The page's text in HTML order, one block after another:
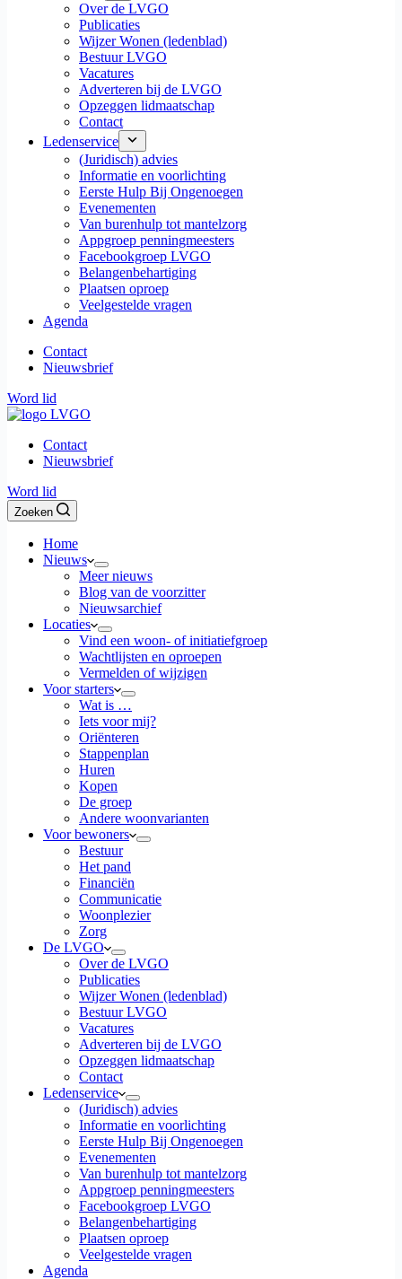
Over de LVGO
Publicaties
Wijzer Wonen (ledenblad)
Bestuur LVGO
Vacatures
Adverteren bij de LVGO
Opzeggen lidmaatschap
Contact
Ledenservice
(Juridisch) advies
Informatie en voorlichting
Eerste Hulp Bij Ongenoegen
Evenementen
Van burenhulp tot mantelzorg
Appgroep penningmeesters
Facebookgroep LVGO
Belangenbehartiging
Plaatsen oproep
Veelgestelde vragen
Agenda
Contact
Nieuwsbrief
Word lid
Contact
Nieuwsbrief
Word lid
Zoeken
Home
Nieuws
Meer nieuws
Blog van de voorzitter
Nieuwsarchief
Locaties
Vind een woon- of initiatiefgroep
Wachtlijsten en oproepen
Vermelden of wijzigen
Voor starters
Wat is …
Iets voor mij?
Oriënteren
Stappenplan
Huren
Kopen
De groep
Andere woonvarianten
Voor bewoners
Bestuur
Het pand
Financiën
Communicatie
Woonplezier
Zorg
De LVGO
Over de LVGO
Publicaties
Wijzer Wonen (ledenblad)
Bestuur LVGO
Vacatures
Adverteren bij de LVGO
Opzeggen lidmaatschap
Contact
Ledenservice
(Juridisch) advies
Informatie en voorlichting
Eerste Hulp Bij Ongenoegen
Evenementen
Van burenhulp tot mantelzorg
Appgroep penningmeesters
Facebookgroep LVGO
Belangenbehartiging
Plaatsen oproep
Veelgestelde vragen
Agenda